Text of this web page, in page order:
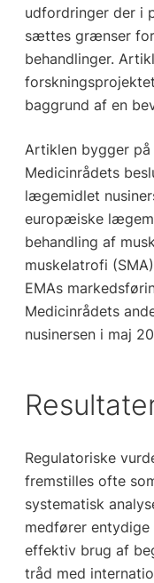
udfordringer der i
sættes grænser
behandlinger.
forskningsprojektet
baggrund af en
Artiklen bygger
Medicinrådets
lægemidlet
europæiske
behandling af
muskelatrofi
EMAs
Medicinrådets
nusinersen i maj
Regulatoriske
fremstilles ofte
systematisk
medfører
effektiv brug af
tråd med